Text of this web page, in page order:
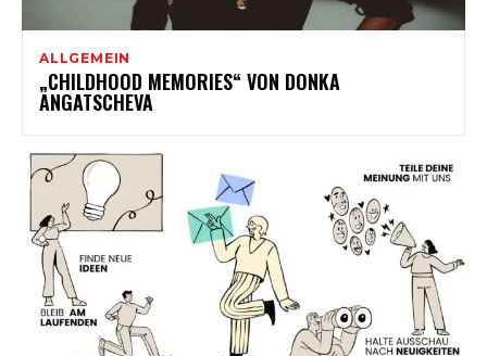
ALLGEMEIN
„CHILDHOOD MEMORIES“ VON DONKA
ANGATSCHEVA